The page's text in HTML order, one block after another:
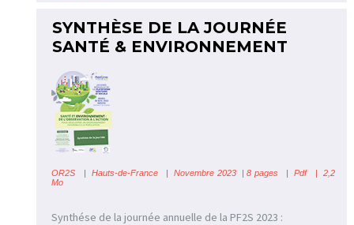
SYNTHÈSE DE LA JOURNÉE
SANTÉ & ENVIRONNEMENT
OR2S | Hauts-de-France| Novembre 2023 | 8 pages | Pdf | 2,2
Mo
Synthése de la journée annuelle de la PF2S 2023 :